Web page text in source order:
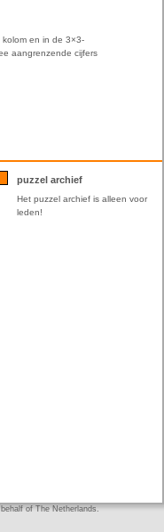
kolom en in de 3×3-
aangrenzende cijfers
puzzel archief
Het puzzel archief is alleen voor
leden!
of The Netherlands.